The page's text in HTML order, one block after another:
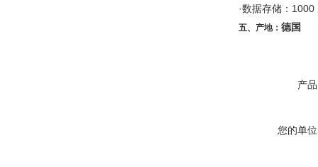
·数据存储：1000
五、产地： 德国
产
您的单